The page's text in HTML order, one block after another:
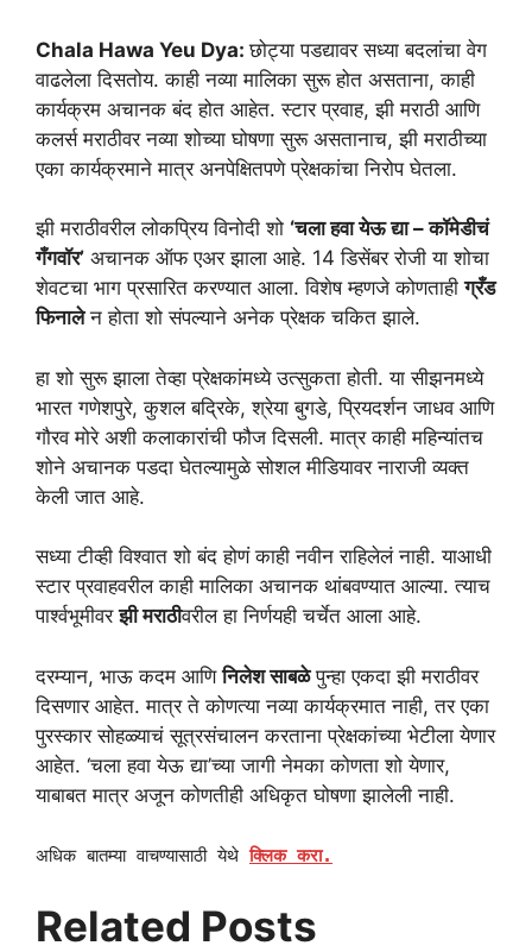
Chala Hawa Yeu Dya:छोट्या पडद्यावर सध्या बदलांचा वेग
वाढलेला दिसतोय. काही नव्या मालिका सुरू होत असताना, काही
कार्यक्रम अचानक बंद होत आहेत. स्टार प्रवाह, झी मराठी आणि
कलर्स मराठीवर नव्या शोच्या घोषणा सुरू असतानाच, झी मराठीच्या
एका कार्यक्रमाने मात्र अनपेक्षितपणे प्रेक्षकांचा निरोप घेतला.
झी मराठीवरील लोकप्रिय विनोदी शो ‘चला हवा येऊ द्या – कॉमेडीचं
गँगवॉर’ अचानक ऑफ एअर झाला आहे. 14 डिसेंबर रोजी या शोचा
शेवटचा भाग प्रसारित करण्यात आला. विशेष म्हणजे कोणताहीग्रँड
फिनालेन होता शो संपल्याने अनेक प्रेक्षक चकित झाले.
हा शो सुरू झाला तेव्हा प्रेक्षकांमध्ये उत्सुकता होती. या सीझनमध्ये
भारत गणेशपुरे, कुशल बद्रिके, श्रेया बुगडे, प्रियदर्शन जाधव आणि
गौरव मोरे अशी कलाकारांची फौज दिसली. मात्र काही महिन्यांतच
शोने अचानक पडदा घेतल्यामुळे सोशल मीडियावर नाराजी व्यक्त
केली जात आहे.
सध्या टीव्ही विश्वात शो बंद होणं काही नवीन राहिलेलं नाही. याआधी
स्टार प्रवाहवरील काही मालिका अचानक थांबवण्यात आल्या. त्याच
पार्श्वभूमीवरझी मराठीवरील हा निर्णयही चर्चेत आला आहे.
दरम्यान, भाऊ कदम आणिनिलेश साबळेपुन्हा एकदा झी मराठीवर
दिसणार आहेत. मात्र ते कोणत्या नव्या कार्यक्रमात नाही, तर एका
पुरस्कार सोहळ्याचं सूत्रसंचालन करताना प्रेक्षकांच्या भेटीला येणार
आहेत. ‘चला हवा येऊ द्या’च्या जागी नेमका कोणता शो येणार,
याबाबत मात्र अजून कोणतीही अधिकृत घोषणा झालेली नाही.
अधिक बातम्या वाचण्यासाठी येथेक्लिक करा.
Related Posts